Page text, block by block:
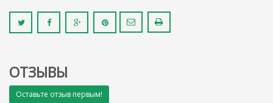
ОТЗЫВЫ
Оставьте отзыв первым!